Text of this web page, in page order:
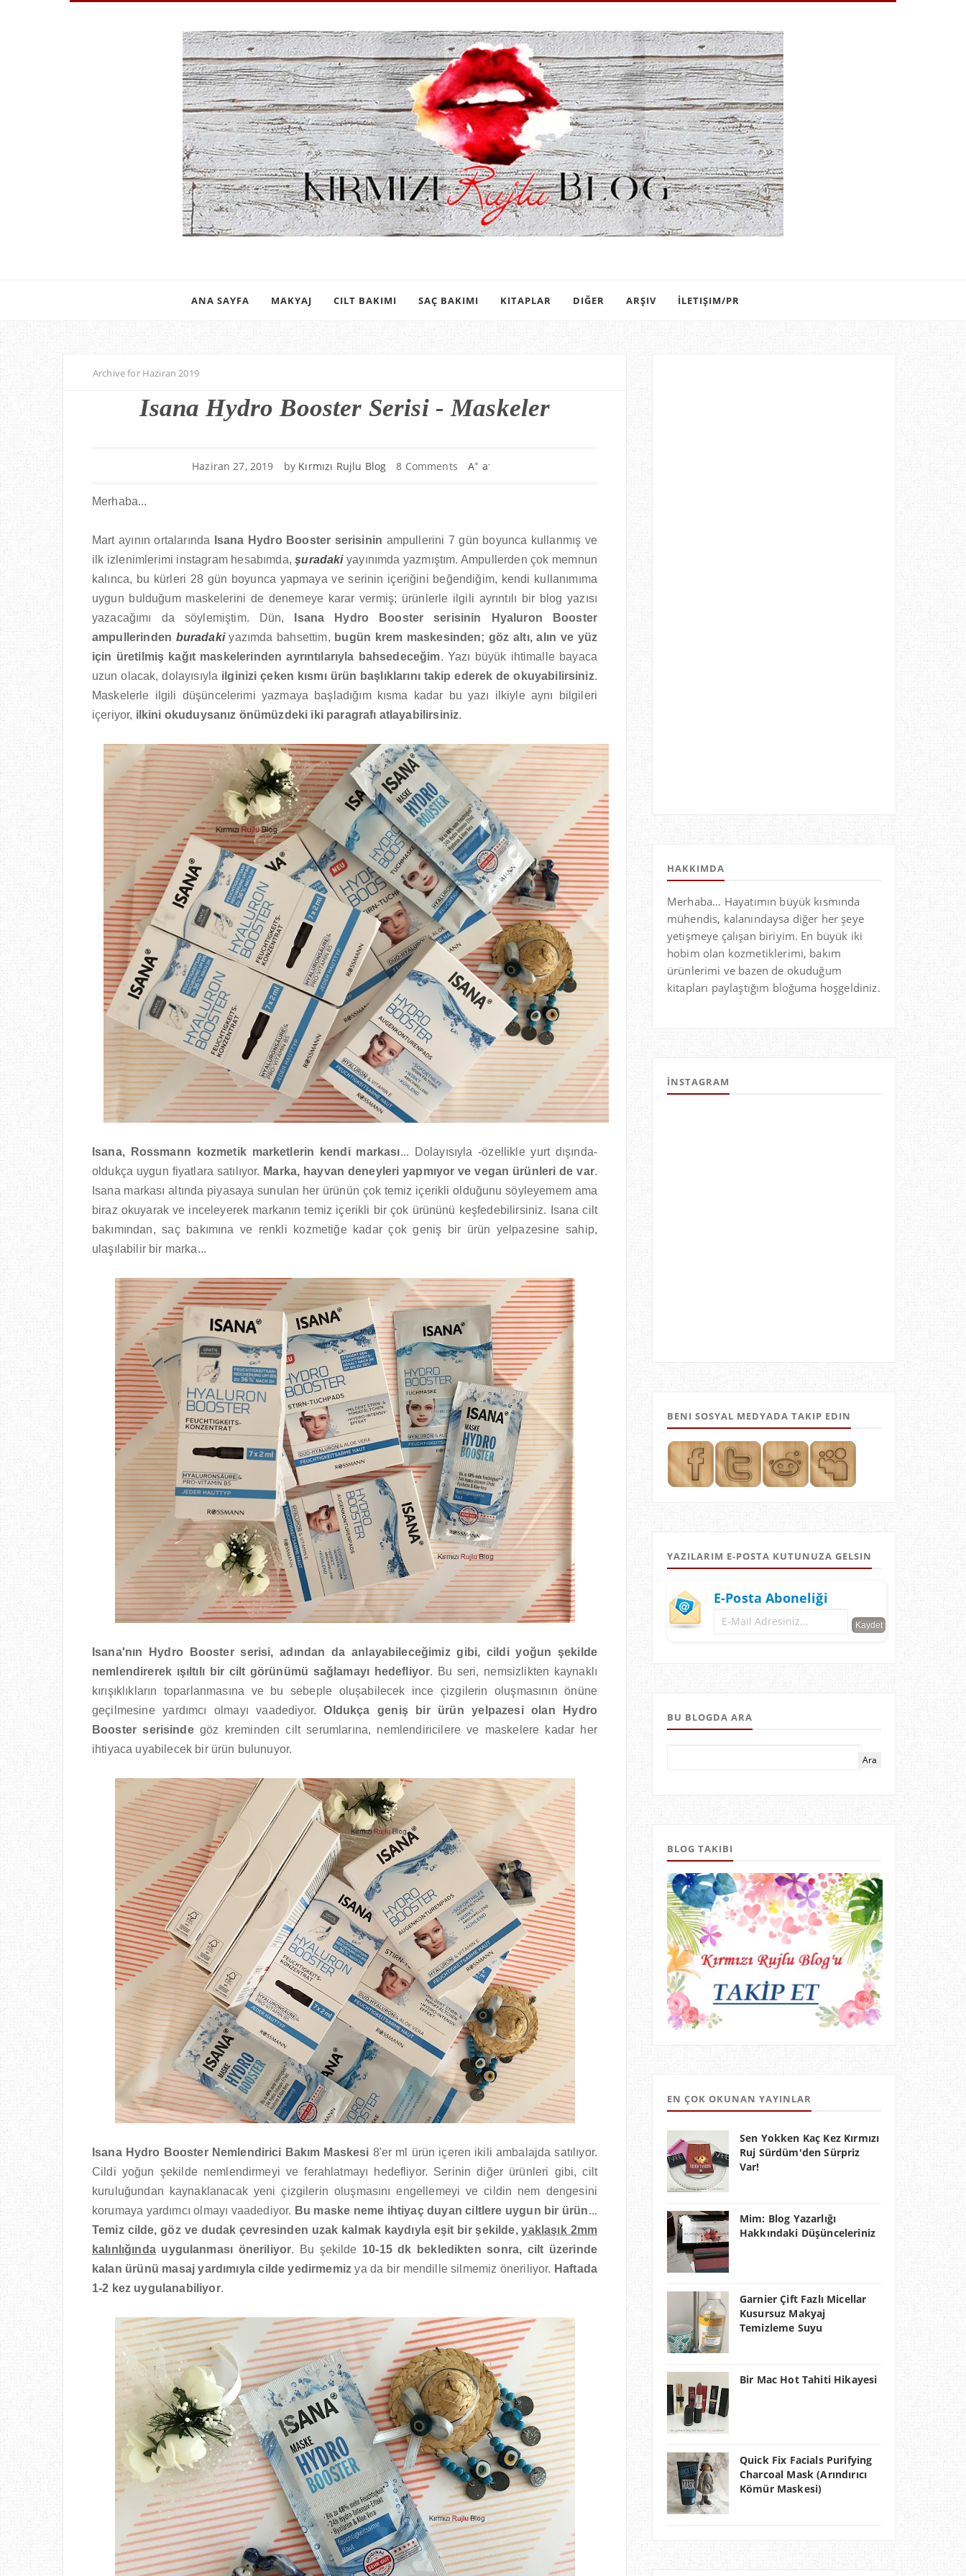
ANA SAYFA MAKYAJ CILT BAKIMI SAÇ BAKIMI KITAPLAR DIĞER ARŞIV İLETIŞIM/PR
Archive for Haziran 2019
Isana Hydro Booster Serisi - Maskeler
Haziran 27, 2019 by Kırmızı Rujlu Blog 8 Comments A+ a-
Merhaba...
Mart ayının ortalarında Isana Hydro Booster serisinin ampullerini 7 gün boyunca kullanmış ve
ilk izlenimlerimi instagram hesabımda,şuradakiyayınımda yazmıştım. Ampullerden çok memnun
kalınca, bu kürleri 28 gün boyunca yapmaya ve serinin içeriğini beğendiğim, kendi kullanımıma
uygun bulduğum maskelerini de denemeye karar vermiş; ürünlerle ilgili ayrıntılı bir blog yazısı
yazacağımı da söylemiştim. Dün,
Isana Hydro Booster serisinin Hyaluron Booster
ampullerinden buradakiyazımda bahsettim, bugün krem maskesinden; göz altı, alın ve yüz
için üretilmiş kağıt maskelerinden ayrıntılarıyla bahsedeceğim. Yazı büyük ihtimalle bayaca
uzun olacak, dolayısıyla ilginizi çeken kısmı ürün başlıklarını takip ederek de okuyabilirsiniz.
Maskelerle ilgili düşüncelerimi yazmaya başladığım kısma kadar bu yazı ilkiyle aynı bilgileri
içeriyor, ilkini okuduysanız önümüzdeki iki paragrafı atlayabilirsiniz.
Isana, Rossmann kozmetik marketlerin kendi markası... Dolayısıyla -özellikle yurt dışında-
oldukça uygun fiyatlara satılıyor. Marka, hayvan deneyleri yapmıyor ve vegan ürünleri de var.
Isana markası altında piyasaya sunulan her ürünün çok temiz içerikli olduğunu söyleyemem ama
biraz okuyarak ve inceleyerek markanın temiz içerikli bir çok ürününü keşfedebilirsiniz. Isana cilt
bakımından, saç bakımına ve renkli kozmetiğe kadar çok geniş bir ürün yelpazesine sahip,
ulaşılabilir bir marka...
Isana'nın Hydro Booster serisi, adından da anlayabileceğimiz gibi, cildi yoğun şekilde
nemlendirerek ışıltılı bir cilt görünümü sağlamayı hedefliyor. Bu seri, nemsizlikten kaynaklı
kırışıklıkların toparlanmasına ve bu sebeple oluşabilecek ince çizgilerin oluşmasının önüne
geçilmesine yardımcı olmayı vaadediyor.Oldukça geniş bir ürün yelpazesi olan Hydro
Booster serisindegöz kreminden cilt serumlarına, nemlendiricilere ve maskelere kadar her
ihtiyaca uyabilecek bir ürün bulunuyor.
Isana Hydro Booster Nemlendirici Bakım Maskesi 8'er ml ürün içeren ikili ambalajda satılıyor.
Cildi yoğun şekilde nemlendirmeyi ve ferahlatmayı hedefliyor. Serinin diğer ürünleri gibi, cilt
kuruluğundan kaynaklanacak yeni çizgilerin oluşmasını engellemeyi ve cildin nem dengesini
korumaya yardımcı olmayı vaadediyor. Bu maske neme ihtiyaç duyan ciltlere uygun bir ürün...
Temiz cilde, göz ve dudak çevresinden uzak kalmak kaydıyla eşit bir şekilde,yaklaşık 2mm
kalınlığındauygulanması öneriliyor. Bu şekilde 10-15 dk bekledikten sonra, cilt üzerinde
kalan ürünü masaj yardımıyla cilde yedirmemiz ya da bir mendille silmemiz öneriliyor. Haftada
1-2 kez uygulanabiliyor.
HAKKIMDA
Merhaba... Hayatımın büyük kısmında
mühendis, kalanındaysa diğer her şeye
yetişmeye çalışan biriyim. En büyük iki
hobim olan kozmetiklerimi, bakım
ürünlerimi ve bazen de okuduğum
kitapları paylaştığım bloğuma hoşgeldiniz.
İNSTAGRAM
BENI SOSYAL MEDYADA TAKIP EDIN
YAZILARIM E-POSTA KUTUNUZA GELSIN
E-Posta Aboneliği
BU BLOGDA ARA
BLOG TAKIBI
EN ÇOK OKUNAN YAYINLAR
Sen Yokken Kaç Kez Kırmızı
Ruj Sürdüm'den Sürpriz
Var!
Mim: Blog Yazarlığı
Hakkındaki Düşünceleriniz
Garnier Çift Fazlı Micellar
Kusursuz Makyaj
Temizleme Suyu
Bir Mac Hot Tahiti Hikayesi
Quick Fix Facials Purifying
Charcoal Mask (Arındırıcı
Kömür Maskesi)